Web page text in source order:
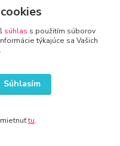
Prihlásiť sa
raz za 14 dní.
súhlas s použitím súborov
týkajúce sa Vašich
Súhlasím
tu.